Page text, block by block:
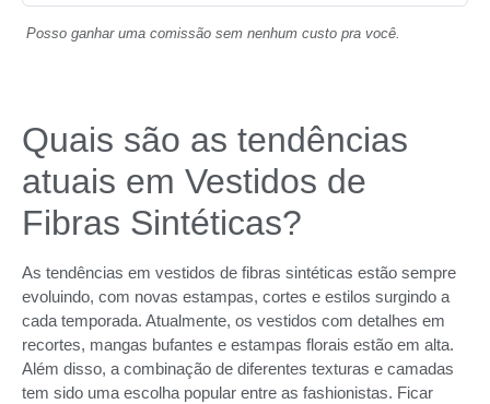
Posso ganhar uma comissão sem nenhum custo pra você.
Quais são as tendências
atuais em Vestidos de
Fibras Sintéticas?
As tendências em vestidos de fibras sintéticas estão sempre
evoluindo, com novas estampas, cortes e estilos surgindo a
cada temporada. Atualmente, os vestidos com detalhes em
recortes, mangas bufantes e estampas florais estão em alta.
Além disso, a combinação de diferentes texturas e camadas
tem sido uma escolha popular entre as fashionistas. Ficar